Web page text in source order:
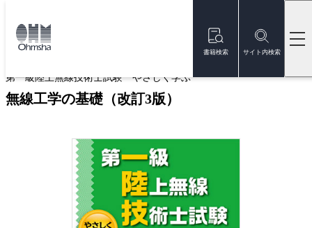
書籍検索 サイト内検索
トップ
第一級陸上無線技術士試験 やさしく学ぶ
無線工学の基礎（改訂3版）